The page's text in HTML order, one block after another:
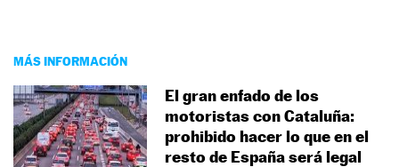
MÁS INFORMACIÓN
El gran enfado de los
motoristas con Cataluña:
prohibido hacer lo que en el
resto de España será legal